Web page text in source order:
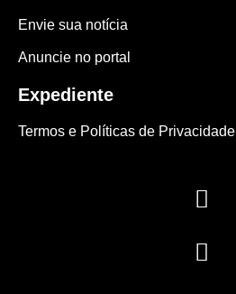
Envie sua notícia
Anuncie no portal
Expediente
Termos e Políticas de Privacidade